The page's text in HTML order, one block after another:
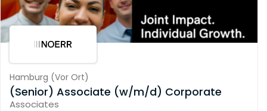
Hamburg (Vor Ort)
(Senior) Associate (w/m/d) Corporate
Associates